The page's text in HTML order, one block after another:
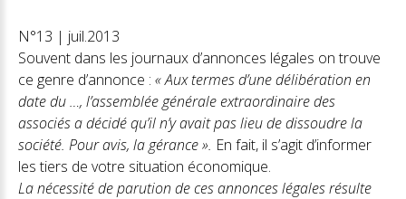
N°13 | juil.2013
Souvent dans les journaux d’annonces légales on trouve
ce genre d’annonce : « Aux termes d’une délibération en
date du …, l’assemblée générale extraordinaire des
associés a décidé qu’il n’y avait pas lieu de dissoudre la
société. Pour avis, la gérance ». En fait, il s’agit d’informer
les tiers de votre situation économique.
La nécessité de parution de ces annonces légales résulte